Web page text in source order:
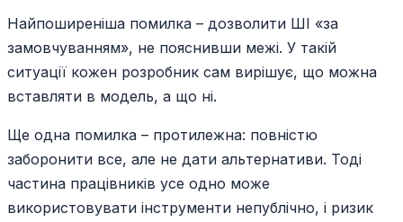
Найпоширеніша помилка – дозволити ШІ «за
замовчуванням», не пояснивши межі. У такій
ситуації кожен розробник сам вирішує, що можна
вставляти в модель, а що ні.
Ще одна помилка – протилежна: повністю
заборонити все, але не дати альтернативи. Тоді
частина працівників усе одно може
використовувати інструменти непублічно, і ризик